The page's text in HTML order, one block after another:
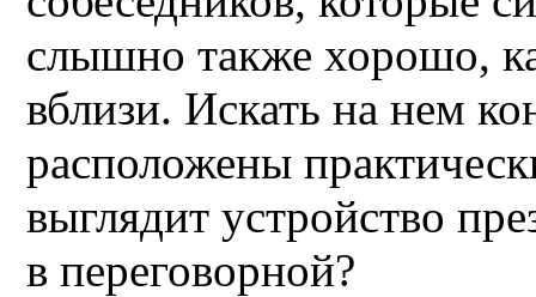
слышно также хорошо,
вблизи. Искать на нем
расположены
выглядит устройство
в переговорной?